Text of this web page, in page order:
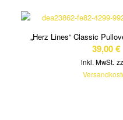
„Herz Lines“ Classic
39,00€
inkl. MwSt.